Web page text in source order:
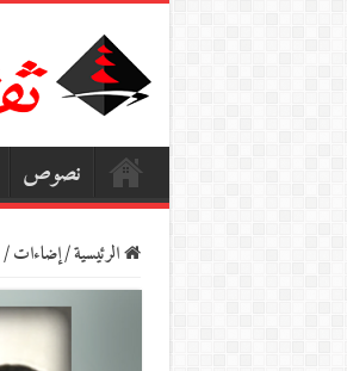
نصوص
الرئيسية/إضاءات/